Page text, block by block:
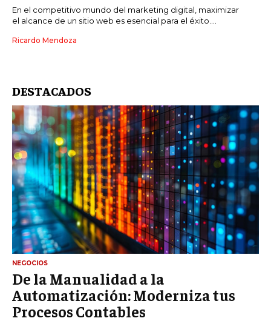
En el competitivo mundo del marketing digital, maximizar
el alcance de un sitio web es esencial para el éxito....
Ricardo Mendoza
DESTACADOS
NEGOCIOS
De la Manualidad a la
Automatización: Moderniza tus
Procesos Contables